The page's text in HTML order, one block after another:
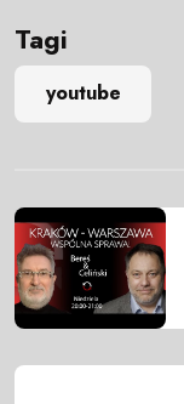
Tagi
youtube